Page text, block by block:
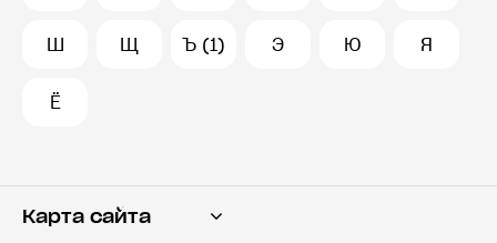
Ш Щ Ъ (1) Э Ю Я
Ё
Карта сайта